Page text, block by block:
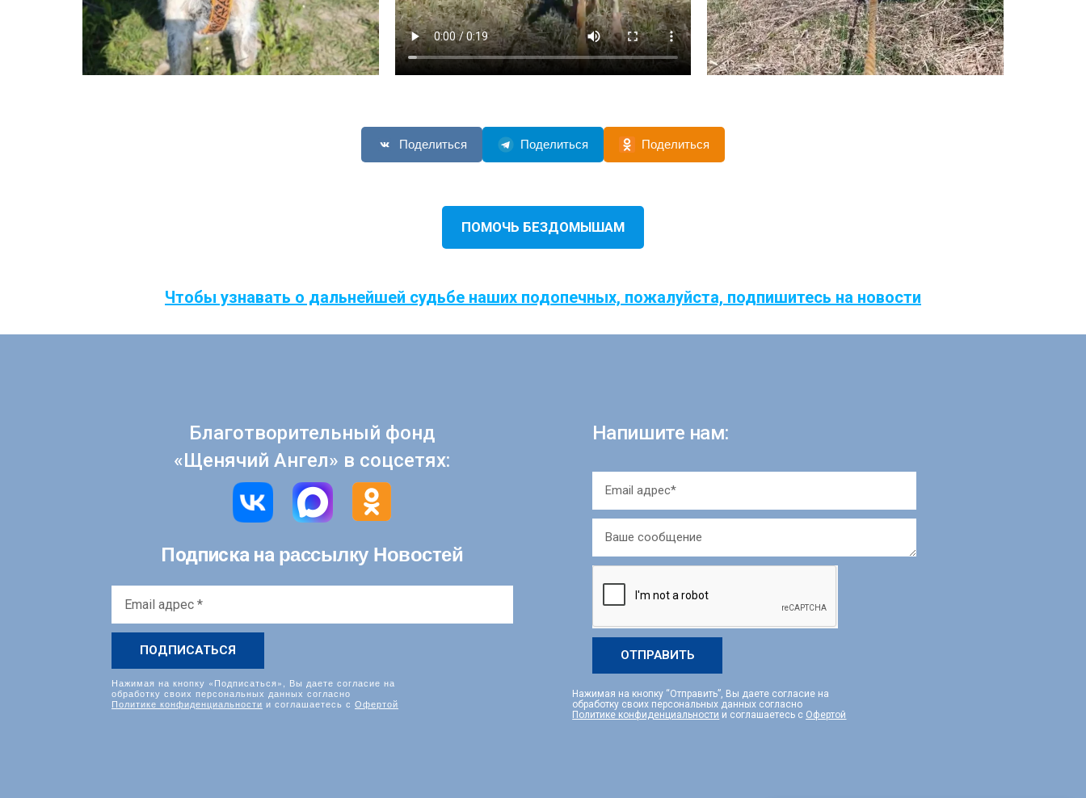
Поделиться Поделиться Поделиться
ПОМОЧЬ БЕЗДОМЫШАМ
Чтобы узнавать о дальнейшей судьбе наших подопечных, пожалуйста, подпишитесь на новости
Благотворительный фонд
«Щенячий Ангел» в соцсетях:
Подписка на рассылку Новостей
адрес
*
Нажимая на кнопку «Подписаться», Вы даете согласие на
обработку своих персональных данных согласно
Политике конфиденциальности и соглашаетесь с Офертой
Напишите нам:
ОТПРАВИТЬ
Нажимая на кнопку “Отправить”, Вы даете согласие на
обработку своих персональных данных согласно
Политике конфиденциальности и соглашаетесь с Офертой